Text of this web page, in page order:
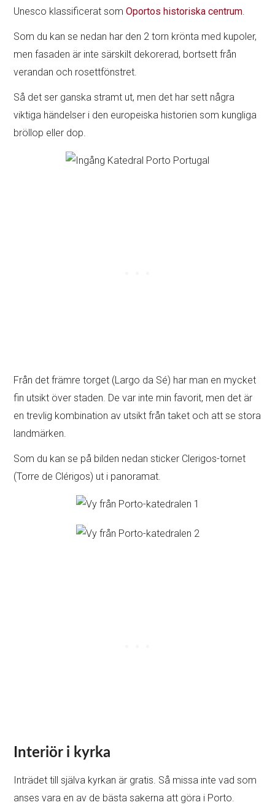
Unesco klassificerat somOportos historiska centrum.
Som du kan se nedan har den 2 torn krönta med kupoler,
men fasaden är inte särskilt dekorerad, bortsett från
verandan och rosettfönstret.
Så det ser ganska stramt ut, men det har sett några
viktiga händelser i den europeiska historien som kungliga
bröllop eller dop.
Från det främre torget (Largo da Sé) har man en mycket
fin utsikt över staden. De var inte min favorit, men det är
en trevlig kombination av utsikt från taket och att se stora
landmärken.
Som du kan se på bilden nedan sticker Clerigos-tornet
(Torre de Clérigos) ut i panoramat.
Interiör i kyrka
Inträdet till själva kyrkan är gratis. Så missa inte vad som
anses vara en av de bästa sakerna att göra i Porto.